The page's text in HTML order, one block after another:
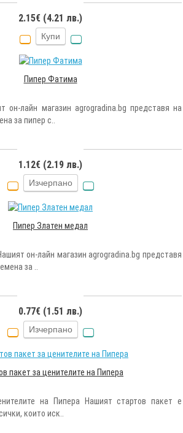
2.15€ (4.21 лв.)
Купи
Пипер Фатима
он-лайн магазин agrogradina.bg представя на
за пипер с..
1.12€ (2.19 лв.)
Изчерпано
Пипер Златен медал
он-лайн магазин agrogradina.bg представя
за ..
0.77€ (1.51 лв.)
Изчерпано
пакет за ценителите на Пипера
на Пипера Нашият стартов пакет е
които иск..